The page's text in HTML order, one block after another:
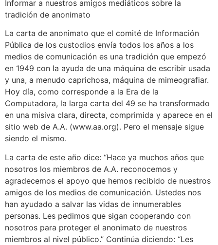
Informar a nuestros amigos mediáticos sobre la
tradición de anonimato
La carta de anonimato que el comité de Información
Pública de los custodios envía todos los años a los
medios de comunicación es una tradición que empezó
en 1949 con la ayuda de una máquina de escribir usada
y una, a menudo caprichosa, máquina de mimeografiar.
Hoy día, como corresponde a la Era de la
Computadora, la larga carta del 49 se ha transformado
en una misiva clara, directa, comprimida y aparece en el
sitio web de A.A. (www.aa.org). Pero el mensaje sigue
siendo el mismo.
La carta de este año dice: “Hace ya muchos años que
nosotros los miembros de A.A. reconocemos y
agradecemos el apoyo que hemos recibido de nuestros
amigos de los medios de comunicación. Ustedes nos
han ayudado a salvar las vidas de innumerables
personas. Les pedimos que sigan cooperando con
nosotros para proteger el anonimato de nuestros
miembros al nivel público.” Continúa diciendo: “Les